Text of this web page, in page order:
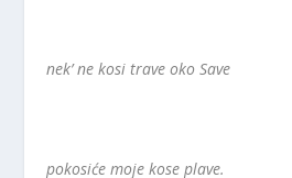
nek’ ne kosi trave oko Save
pokosiće moje kose plave.